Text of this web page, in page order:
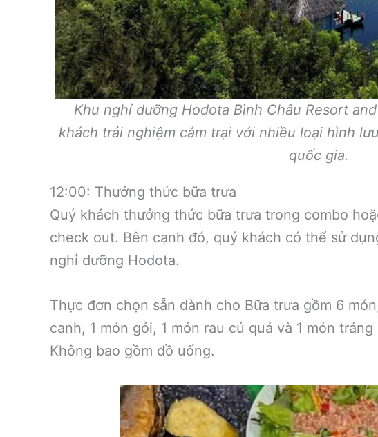
Khu nghỉ dưỡng Hodota Bình Châu Resort
khách trải nghiệm cắm trại với nhiều loại hình
quốc gia.
12:00: Thưởng thức bữa trưa
Quý khách thưởng thức bữa trưa trong combo
check out. Bên cạnh đó, quý khách có thể sử
nghỉ dưỡng Hodota.
Thực đơn chọn sẵn dành cho Bữa trưa gồm 6
canh, 1 món gỏi, 1 món rau củ quả và 1 món
Không bao gồm đồ uống.